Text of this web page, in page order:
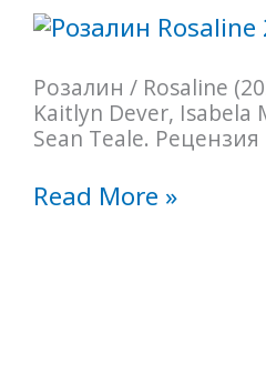
Розалин / Rosaline
Kaitlyn Dever, Isabela
Sean Teale.
Read More »